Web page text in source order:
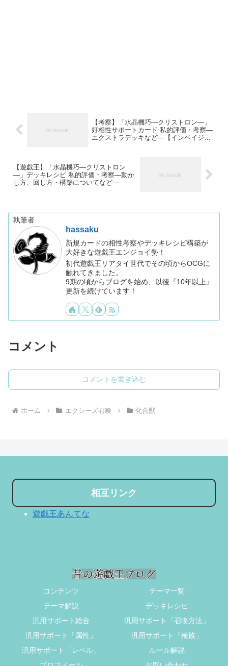
【考察】「水晶機巧―クリストロン―」
好相性サポートカード 私的評価・考察―
エクストラデッキなど―【インベイジョ
【遊戯王】「水晶機巧―クリストロン
―」デッキレシピ 私的評価・考察―動か
し方、回し方・構築についてなど―
執筆者
hassaku
新規カードの相性考察やデッキレシピ構築が
大好きな遊戯王エンジョイ勢！
初代遊戯王リアタイ世代でその頃からOCGに
触れてきました。
9期の頃からブログを始め、以後『10年以上』
更新を続けています！
コメント
コメントを書き込む
ホーム エクシーズ召喚 化合獣
相互リンク
遊戯王あんてな
コンテンツ
テーマ一覧
テーマ解説
デッキレシピ
汎用サポート総合
汎用サポート「召喚方法」
汎用サポート「属性」
汎用サポート「種族」
汎用サポート「レベル」
ルール解説